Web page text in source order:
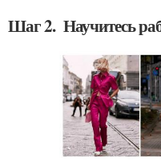
Шаг 2. Научитесь